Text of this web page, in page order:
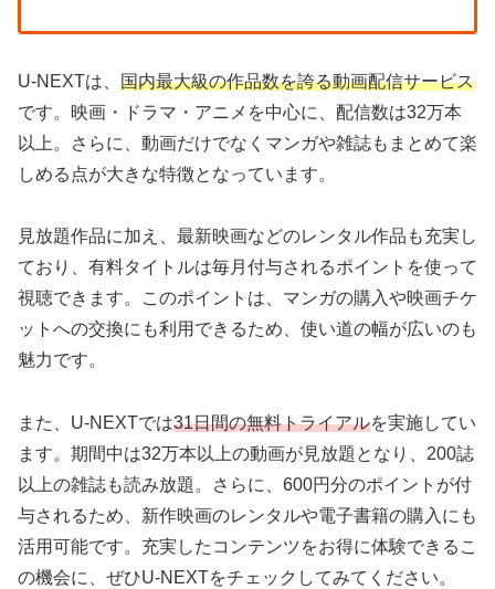
U-NEXTは、 国内最大級の作品数を誇る動画配信サービス
です。映画・ドラマ・アニメを中心に、配信数は32万本
以上。さらに、動画だけでなくマンガや雑誌もまとめて楽
しめる点が大きな特徴となっています。
見放題作品に加え、最新映画などのレンタル作品も充実し
ており、有料タイトルは毎月付与されるポイントを使って
視聴できます。このポイントは、マンガの購入や映画チケ
ットへの交換にも利用できるため、使い道の幅が広いのも
魅力です。
また、U-NEXTでは31日間の無料トライアルを実施してい
ます。期間中は32万本以上の動画が見放題となり、200誌
以上の雑誌も読み放題。さらに、600円分のポイントが付
与されるため、新作映画のレンタルや電子書籍の購入にも
活用可能です。充実したコンテンツをお得に体験できるこ
の機会に、ぜひU-NEXTをチェックしてみてください。